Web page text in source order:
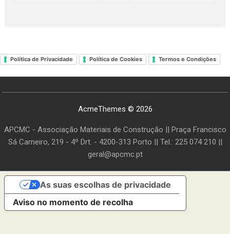
Política de Privacidade Política de Cookies Termos e Condições
AcmeThemes © 2026
APCMC - Associação Materiais de Construção || Praça Francisco
Sá Carneiro, 219 - 4º Drt. - 4200-313 Porto || Tel.: 225 074 210 ||
geral@apcmc.pt
Aviso no momento de recolha
As suas escolhas de privacidade